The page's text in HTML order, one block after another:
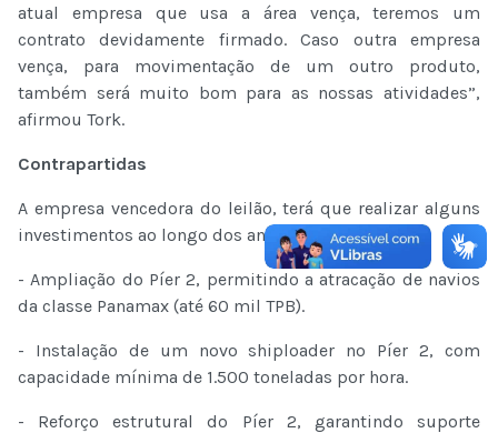
atual empresa que usa a área vença, teremos um
contrato devidamente firmado. Caso outra empresa
vença, para movimentação de um outro produto,
também será muito bom para as nossas atividades”,
afirmou Tork.
Contrapartidas
A empresa vencedora do leilão, terá que realizar alguns
investimentos ao longo dos anos, entre eles:
- Ampliação do Píer 2, permitindo a atracação de navios
da classe Panamax (até 60 mil TPB).
- Instalação de um novo shiploader no Píer 2, com
capacidade mínima de 1.500 toneladas por hora.
- Reforço estrutural do Píer 2, garantindo suporte